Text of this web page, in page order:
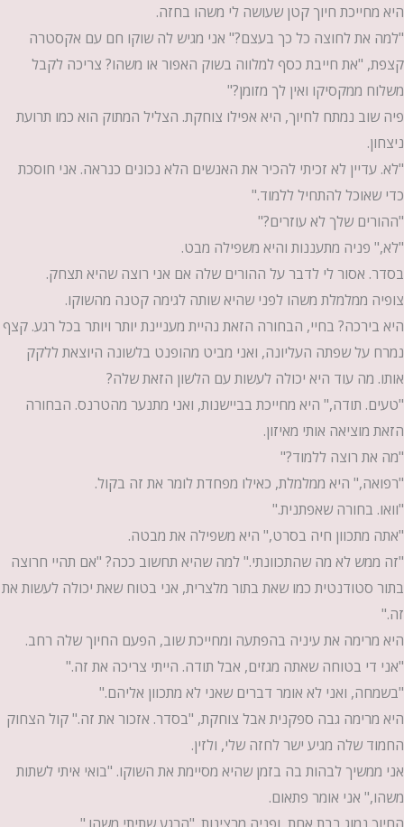
היא מחייכת חיוך קטן שעושה לי משהו בחזה.
"למה את לחוצה כל כך בעצם?" אני מגיש לה שוקו חם עם אקסטרה
קצפת, "את חייבת כסף למלווה בשוק האפור או משהו? צריכה לקבל
משלוח ממקסיקו ואין לך מזומן?"
פיה שוב נמתח לחיוך, היא אפילו צוחקת. הצליל המתוק הוא כמו תרועת
ניצחון.
"לא. עדיין לא זכיתי להכיר את האנשים הלא נכונים כנראה. אני חוסכת
כדי שאוכל להתחיל ללמוד."
"ההורים שלך לא עוזרים?"
"לא," פניה מתעננות והיא משפילה מבט.
בסדר. אסור לי לדבר על ההורים שלה אם אני רוצה שהיא תצחק.
צופיה ממלמלת משהו לפני שהיא שותה לגימה קטנה מהשוקו.
היא בירכה? בחיי, הבחורה הזאת נהיית מעניינת יותר ויותר בכל רגע. קצף
נמרח על שפתה העליונה, ואני מביט מהופנט בלשונה היוצאת ללקק
אותו. מה עוד היא יכולה לעשות עם הלשון הזאת שלה?
"טעים. תודה," היא מחייכת בביישנות, ואני מתנער מהטרנס. הבחורה
הזאת מוציאה אותי מאיזון.
"מה את רוצה ללמוד?"
"רפואה," היא ממלמלת, כאילו מפחדת לומר את זה בקול.
"וואו. בחורה שאפתנית."
"אתה מתכוון חיה בסרט," היא משפילה את מבטה.
"זה ממש לא מה שהתכוונתי." למה שהיא תחשוב ככה? "אם תהיי חרוצה
בתור סטודנטית כמו שאת בתור מלצרית, אני בטוח שאת יכולה לעשות את
זה."
היא מרימה את עיניה בהפתעה ומחייכת שוב, הפעם החיוך שלה רחב.
"אני די בטוחה שאתה מגזים, אבל תודה. הייתי צריכה את זה."
"בשמחה, ואני לא אומר דברים שאני לא מתכוון אליהם."
היא מרימה גבה ספקנית אבל צוחקת, "בסדר. אזכור את זה." קול הצחוק
החמוד שלה מגיע ישר לחזה שלי, ולזין.
אני ממשיך לבהות בה בזמן שהיא מסיימת את השוקו. "בואי איתי לשתות
משהו," אני אומר פתאום.